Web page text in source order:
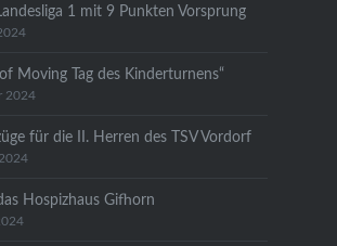
1 mit 9 Punkten Vorsprung
Moving Tag des Kinderturnens“
2024
für die II. Herren des TSV Vordorf
Hospizhaus Gifhorn